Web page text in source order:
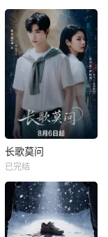
长歌莫问
已完结